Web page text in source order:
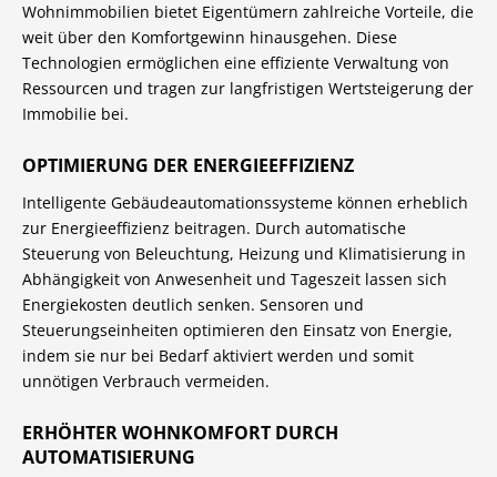
Wohnimmobilien bietet Eigentümern zahlreiche Vorteile, die
weit über den Komfortgewinn hinausgehen. Diese
Technologien ermöglichen eine effiziente Verwaltung von
Ressourcen und tragen zur langfristigen Wertsteigerung der
Immobilie bei.
OPTIMIERUNG DER ENERGIEEFFIZIENZ
Intelligente Gebäudeautomationssysteme können erheblich
zur Energieeffizienz beitragen. Durch automatische
Steuerung von Beleuchtung, Heizung und Klimatisierung in
Abhängigkeit von Anwesenheit und Tageszeit lassen sich
Energiekosten deutlich senken. Sensoren und
Steuerungseinheiten optimieren den Einsatz von Energie,
indem sie nur bei Bedarf aktiviert werden und somit
unnötigen Verbrauch vermeiden.
ERHÖHTER WOHNKOMFORT DURCH
AUTOMATISIERUNG